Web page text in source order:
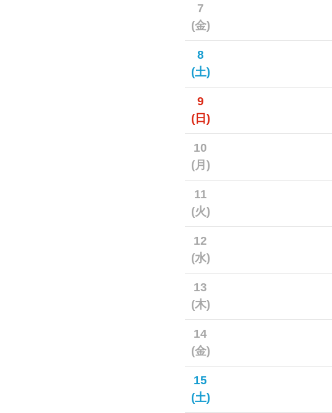
7
(金)
8
(土)
9
(日)
10
(月)
11
(火)
12
(水)
13
(木)
14
(金)
15
(土)